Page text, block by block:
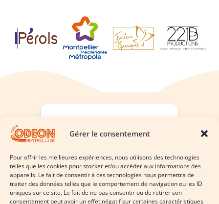
Gérer le consentement
Pour offrir les meilleures expériences, nous utilisons des technologies
telles que les cookies pour stocker et/ou accéder aux informations des
appareils. Le fait de consentir à ces technologies nous permettra de
traiter des données telles que le comportement de navigation ou les ID
uniques sur ce site. Le fait de ne pas consentir ou de retirer son
consentement peut avoir un effet négatif sur certaines caractéristiques